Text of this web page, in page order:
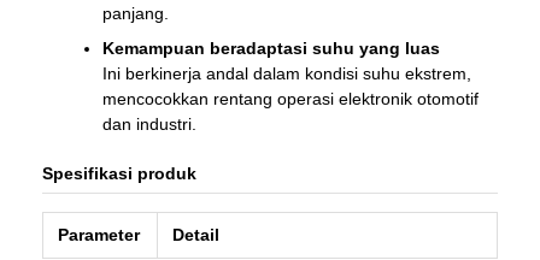
panjang.
Kemampuan beradaptasi suhu yang luas
Ini berkinerja andal dalam kondisi suhu ekstrem,
mencocokkan rentang operasi elektronik otomotif
dan industri.
Spesifikasi produk
Parameter
Detail